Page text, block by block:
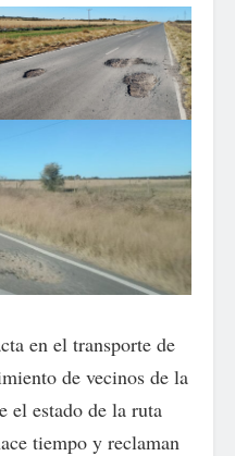
en el transporte de
de vecinos de la
el estado de la ruta
tiempo y reclaman